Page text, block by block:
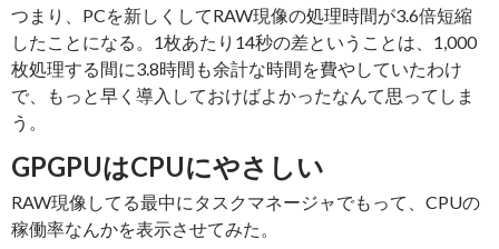
つまり、PCを新しくしてRAW現像の処理時間が3.6倍短縮
したことになる。1枚あたり14秒の差ということは、1,000
枚処理する間に3.8時間も余計な時間を費やしていたわけ
で、もっと早く導入しておけばよかったなんて思ってしま
う。
GPGPUはCPUにやさしい
RAW現像してる最中にタスクマネージャでもって、CPUの
稼働率なんかを表示させてみた。